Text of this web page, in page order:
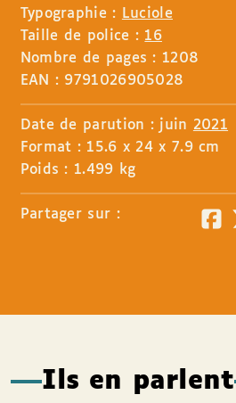
Typographie : Luciole
Taille de police : 16
Nombre de pages : 1208
EAN : 9791026905028
Date de parution : juin 2021
Format : 15.6 x 24 x 7.9 cm
Poids : 1.499 kg
Partager sur :
Ils en parlent